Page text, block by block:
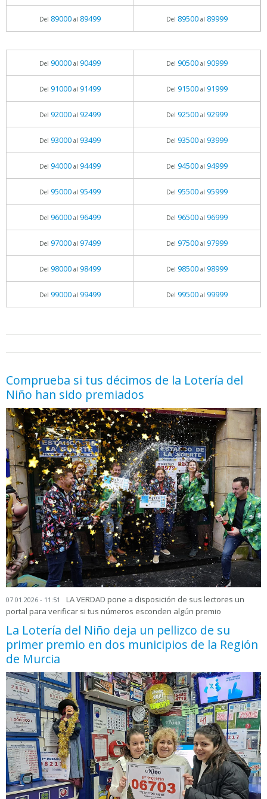
Del 89000al 89499 Del 89500al 89999
Del 90000al 90499 Del 90500al 90999
Del 91000al 91499 Del 91500al 91999
Del 92000al 92499 Del 92500al 92999
Del 93000al 93499 Del 93500al 93999
Del 94000al 94499 Del 94500al 94999
Del 95000al 95499 Del 95500al 95999
Del 96000al 96499 Del 96500al 96999
Del 97000al 97499 Del 97500al 97999
Del 98000al 98499 Del 98500al 98999
Del 99000al 99499 Del 99500al 99999
Comprueba si tus décimos de la Lotería del
Niño han sido premiados
07.01.2026 - 11:51
LA VERDAD pone a disposición de sus lectores un
portal para verificar si tus números esconden algún premio
La Lotería del Niño deja un pellizco de su
primer premio en dos municipios de la Región
de Murcia